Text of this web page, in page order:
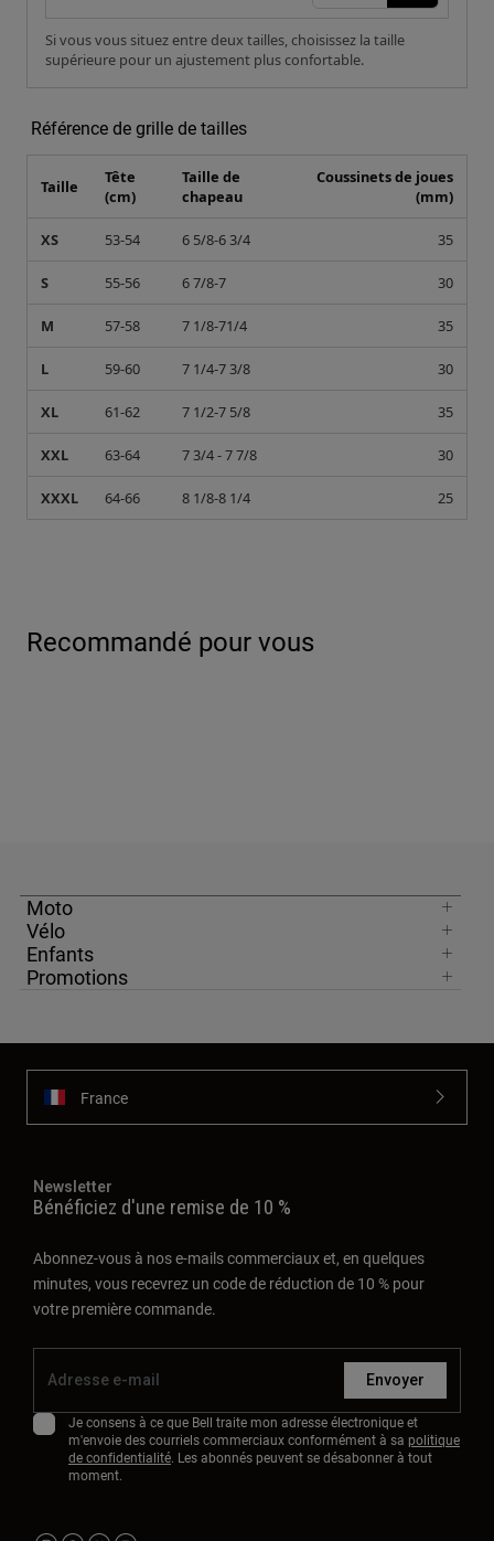
Si vous vous situez entre deux tailles, choisissez la taille
supérieure pour un ajustement plus confortable.
Référence de grille de tailles
Taille
Tête
(cm)
Taille de
chapeau
Coussinets de joues
(mm)
XS 53-54 6 5/8-6 3/4 35
S 55-56 6 7/8-7 30
M 57-58 7 1/8-71/4 35
L 59-60 7 1/4-7 3/8 30
XL 61-62 7 1/2-7 5/8 35
XXL 63-64 7 3/4 - 7 7/8 30
XXXL 64-66 8 1/8-8 1/4 25
Recommandé pour vous
Moto
Vélo
Enfants
Promotions
France
Newsletter
Bénéficiez d'une remise de 10 %
Abonnez-vous à nos e-mails commerciaux et, en quelques
minutes, vous recevrez un code de réduction de 10 % pour
votre première commande.
Envoyer
Je consens à ce que Bell traite mon adresse électronique et
m'envoie des courriels commerciaux conformément à sa politique
de confidentialité. Les abonnés peuvent se désabonner à tout
moment.